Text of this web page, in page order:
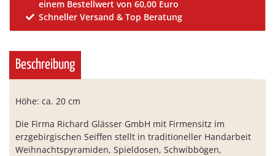
einem Bestellwert von 60,00 Euro
Schneller Versand & Top Beratung
Beschreibung
Höhe: ca. 20 cm
Die Firma Richard Glässer GmbH mit Firmensitz im
erzgebirgischen Seiffen stellt in traditioneller Handarbeit
Weihnachtspyramiden, Spieldosen, Schwibbögen,